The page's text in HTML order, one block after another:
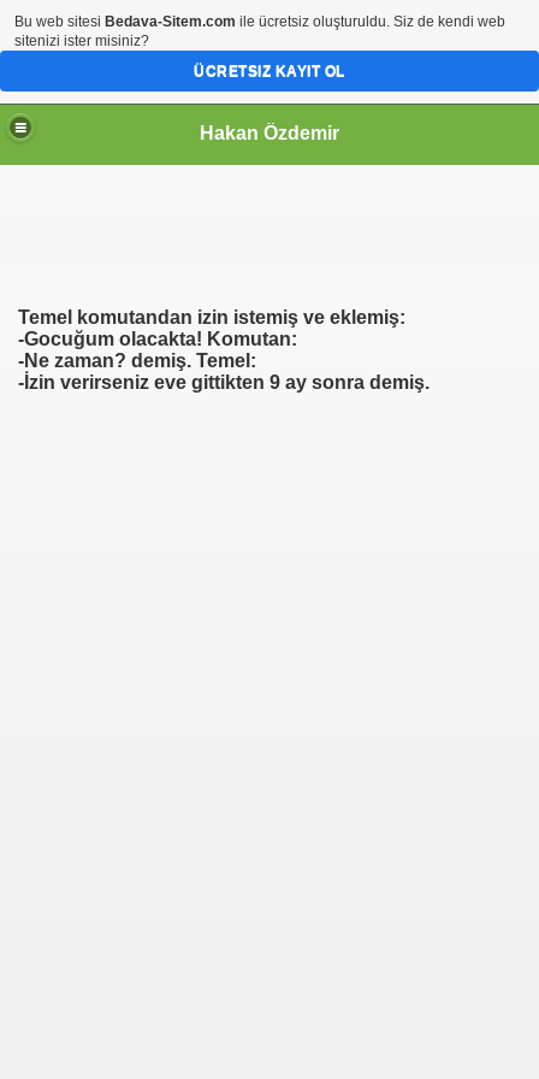
Hakan Özdemir
Temel komutandan izin istemiş ve eklemiş:
-Gocuğum olacakta! Komutan:
-Ne zaman? demiş. Temel:
-İzin verirseniz eve gittikten 9 ay sonra demiş.
Bu web sitesi Bedava-Sitem.com ile ücretsiz oluşturuldu. Siz de kendi web
sitenizi ister misiniz?
ÜCRETSIZ KAYIT OL